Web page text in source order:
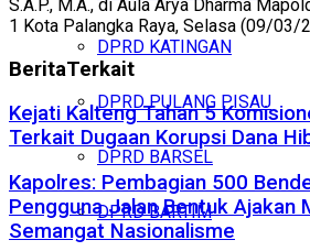
DPRD KATINGAN
DPRD PULANG PISAU
DPRD BARSEL
DPRD BARTIM
S.A.P., M.A., di Aula Arya Dharma
1 Kota Palangka Raya, Selasa (09/03/
BeritaTerkait
Kejati Kalteng Tahan 5
Terkait Dugaan Korupsi Dana
Kapolres: Pembagian 500
Pengguna Jalan Bentuk Ajakan
Semangat Nasionalisme